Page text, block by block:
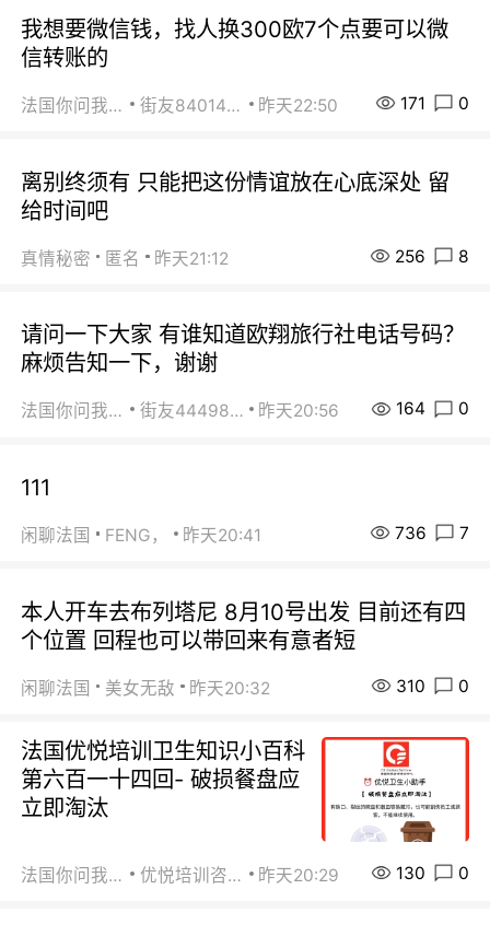
我想要微信钱，找人换300欧7个点要可以微
信转账的
法国你问我答 街友84014588 昨天22:50 171 0
离别终须有 只能把这份情谊放在心底深处 留
给时间吧
真情秘密 匿名 昨天21:12 256 8
请问一下大家 有谁知道欧翔旅行社电话号码？
麻烦告知一下，谢谢
法国你问我答 街友44498484 昨天20:56 164 0
111
闲聊法国 FENG， 昨天20:41 736 7
本人开车去布列塔尼 8月10号出发 目前还有四
个位置 回程也可以带回来有意者短
闲聊法国 美女无敌 昨天20:32 310 0
法国优悦培训卫生知识小百科
第六百一十四回- 破损餐盘应
立即淘汰
法国你问我答 优悦培训咨询 昨天20:29 130 0